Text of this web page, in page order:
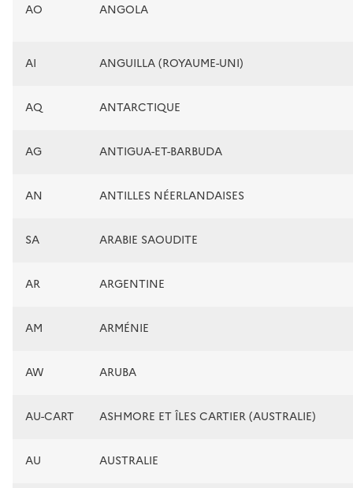
AO ANGOLA
AI ANGUILLA (ROYAUME-UNI)
AQ ANTARCTIQUE
AG ANTIGUA-ET-BARBUDA
AN ANTILLES NÉERLANDAISES
SA ARABIE SAOUDITE
AR ARGENTINE
AM ARMÉNIE
AW ARUBA
AU-CART ASHMORE ET ÎLES CARTIER (AUSTRALIE)
AU AUSTRALIE